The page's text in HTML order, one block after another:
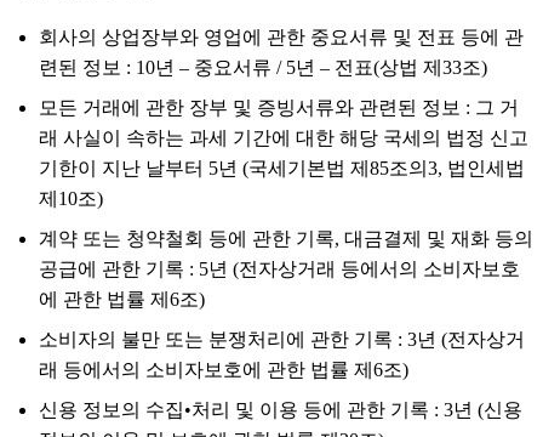
회사의 상업장부와 영업에 관한 중요서류 및 전표 등에 관
련된 정보 : 10년 – 중요서류 / 5년 – 전표(상법 제33조)
모든 거래에 관한 장부 및 증빙서류와 관련된 정보 : 그 거
래 사실이 속하는 과세 기간에 대한 해당 국세의 법정 신고
기한이 지난 날부터 5년 (국세기본법 제85조의3, 법인세법
제10조)
계약 또는 청약철회 등에 관한 기록, 대금결제 및 재화 등의
공급에 관한 기록 : 5년 (전자상거래 등에서의 소비자보호
에 관한 법률 제6조)
소비자의 불만 또는 분쟁처리에 관한 기록 : 3년 (전자상거
래 등에서의 소비자보호에 관한 법률 제6조)
신용 정보의 수집•처리 및 이용 등에 관한 기록 : 3년 (신용